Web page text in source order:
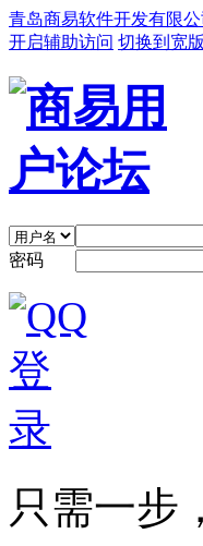
青岛商易软件开发有限公
开启辅助访问 切换到宽版
密码
只需一步